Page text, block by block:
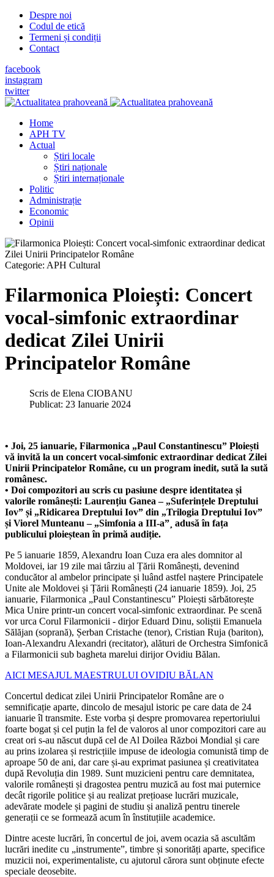
Despre noi
Codul de etică
Termeni și condiții
Contact
facebook
instagram
twitter
Home
APH TV
Actual
Știri locale
Știri naționale
Știri internaționale
Politic
Administrație
Economic
Opinii
Categorie: APH Cultural
Filarmonica Ploiești: Concert
vocal-simfonic extraordinar
dedicat Zilei Unirii
Principatelor Române
Scris de Elena CIOBANU
Publicat: 23 Ianuarie 2024
• Joi, 25 ianuarie, Filarmonica „Paul Constantinescu” Ploiești
vă invită la un concert vocal-simfonic extraordinar dedicat Zilei
Unirii Principatelor Române, cu un program inedit, sută la sută
românesc.
• Doi compozitori au scris cu pasiune despre identitatea și
valorile românești: Laurențiu Ganea – „Suferințele Dreptului
Iov” și „Ridicarea Dreptului Iov” din „Trilogia Dreptului Iov”
și Viorel Munteanu – „Simfonia a III-a”¸ adusă în fața
publicului ploieștean în primă audiție.
Pe 5 ianuarie 1859, Alexandru Ioan Cuza era ales domnitor al
Moldovei, iar 19 zile mai târziu al Țării Românești, devenind
conducător al ambelor principate și luând astfel naștere Principatele
Unite ale Moldovei și Țării Românești (24 ianuarie 1859). Joi, 25
ianuarie, Filarmonica „Paul Constantinescu” Ploiești sărbătorește
Mica Unire printr-un concert vocal-simfonic extraordinar. Pe scenă
vor urca Corul Filarmonicii - dirjor Eduard Dinu, soliștii Emanuela
Sălăjan (soprană), Șerban Cristache (tenor), Cristian Ruja (bariton),
Ioan-Alexandru Alexandri (recitator), alături de Orchestra Simfonică
a Filarmonicii sub bagheta marelui dirijor Ovidiu Bălan.
AICI MESAJUL MAESTRULUI OVIDIU BĂLAN
Concertul dedicat zilei Unirii Principatelor Române are o
semnificație aparte, dincolo de mesajul istoric pe care data de 24
ianuarie îl transmite. Este vorba și despre promovarea repertoriului
foarte bogat și cel puțin la fel de valoros al unor compozitori care au
creat ori s-au născut după cel de Al Doilea Război Mondial și care
au prins izolarea și restricțiile impuse de ideologia comunistă timp de
aproape 50 de ani, dar care și-au exprimat pasiunea și creativitatea
după Revoluția din 1989. Sunt muzicieni pentru care demnitatea,
valorile românești și dragostea pentru muzică au fost mai puternice
decât rigorile politice și au realizat prețioase lucrări muzicale,
adevărate modele și pagini de studiu și analiză pentru tinerele
generații ce se formează acum în înstituțiile academice.
Dintre aceste lucrări, în concertul de joi, avem ocazia să ascultăm
lucrări inedite cu „instrumente”, timbre și sonorități aparte, specifice
muzicii noi, experimentaliste, cu ajutorul cărora sunt obținute efecte
speciale deosebite.